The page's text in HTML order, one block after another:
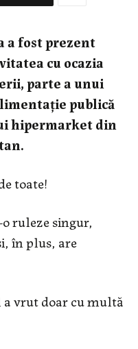
a fost prezent
cu ocazia
parte a unui
publică
hipermarket din
toate!
ruleze singur,
în plus, are
vrut doar cu multă